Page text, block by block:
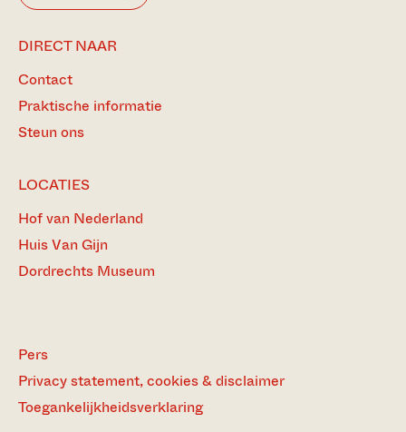
DIRECT NAAR
Contact
Praktische informatie
Steun ons
LOCATIES
Hof van Nederland
Huis Van Gijn
Dordrechts Museum
Pers
Privacy statement, cookies & disclaimer
Toegankelijkheidsverklaring